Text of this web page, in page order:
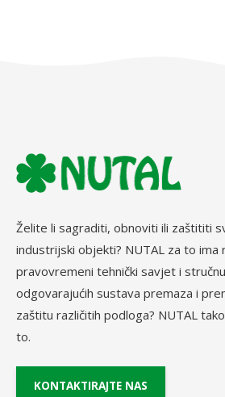
Želite li sagraditi, obnoviti ili zaštititi
industrijski objekti? NUTAL za to ima
pravovremeni tehnički savjet i
odgovarajućih sustava premaza i
zaštitu različitih podloga? NUTAL
to.
KONTAKTIRAJTE NAS